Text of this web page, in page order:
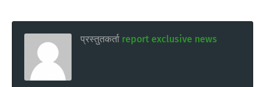
प्रस्तुतकर्ता report exclusive news